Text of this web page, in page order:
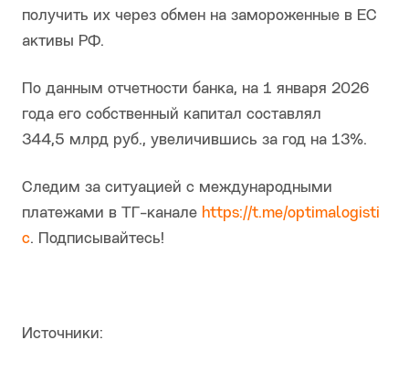
получить их через обмен на замороженные в ЕС
активы РФ.
По данным отчетности банка, на 1 января 2026
года его собственный капитал составлял
344,5 млрд руб., увеличившись за год на 13%.
Следим за ситуацией с международными
платежами в ТГ-канале https://t.me/optimalogisti
c. Подписывайтесь!
Источники: